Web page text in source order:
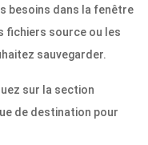
besoins dans la fenêtre
fichiers source ou les
sauvegarder.
sur la section
de destination pour